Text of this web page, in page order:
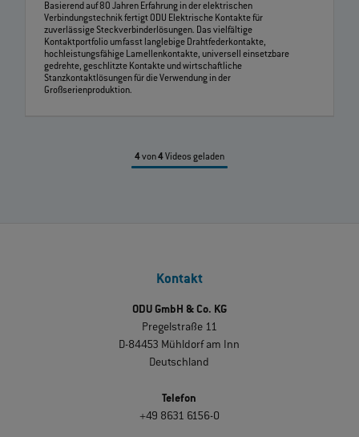
Basierend auf 80 Jahren Erfahrung in der elektrischen
Verbindungstechnik fertigt ODU Elektrische Kontakte für
zuverlässige Steckverbinderlösungen. Das vielfältige
Kontaktportfolio umfasst langlebige Drahtfederkontakte,
hochleistungsfähige Lamellenkontakte, universell einsetzbare
gedrehte, geschlitzte Kontakte und wirtschaftliche
Stanzkontaktlösungen für die Verwendung in der
Großserienproduktion.
4von4Videos geladen
Kontakt
ODU GmbH & Co. KG
Pregelstraße 11
D-84453 Mühldorf am Inn
Deutschland
Telefon
+49 8631 6156-0